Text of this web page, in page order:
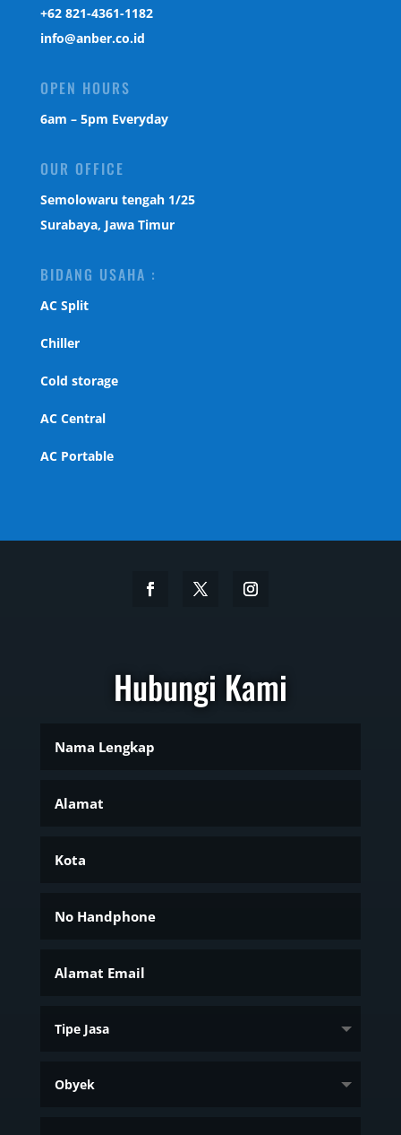
‎+62 821-4361-1182
info@anber.co.id
OPEN HOURS
6am – 5pm Everyday
OUR OFFICE
Semolowaru tengah 1/25
Surabaya, Jawa Timur
BIDANG USAHA :
AC Split
Chiller
Cold storage
AC Central
AC Portable
Hubungi Kami